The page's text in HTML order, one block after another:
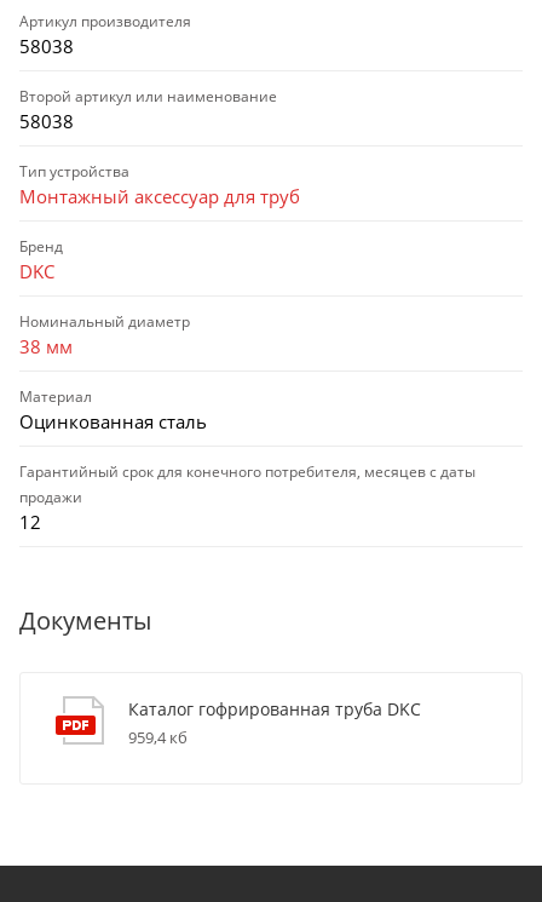
Артикул производителя
58038
Второй артикул или наименование
58038
Тип устройства
Монтажный аксессуар для труб
Бренд
DKC
Номинальный диаметр
38 мм
Материал
Оцинкованная сталь
Гарантийный срок для конечного потребителя, месяцев с даты
продажи
12
Документы
Каталог гофрированная труба DKC
959,4 кб